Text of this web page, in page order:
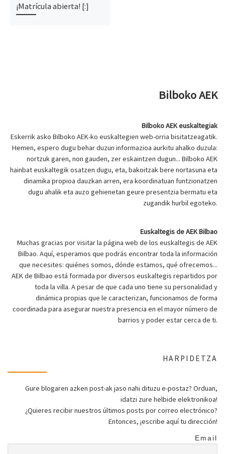
¡Matrícula abierta! [:]
Bilboko AEK
Bilboko AEK euskaltegiak
Eskerrik asko Bilboko AEK-ko euskaltegien web-orria bisitatzeagatik.
Hemen, espero dugu behar duzun informazioa aurkitu ahalko duzula:
nortzuk garen, non gauden, zer eskaintzen dugun... Bilboko AEK
hainbat euskaltegik osatzen dugu, eta, bakoitzak bere nortasuna eta
dinamika propioa dauzkan arren, era koordinatuan funtzionatzen
dugu ahalik eta auzo gehienetan geure presentzia bermatu eta
zugandik hurbil egoteko.
Euskaltegis de AEK Bilbao
Muchas gracias por visitar la página web de los euskaltegis de AEK
Bilbao. Aquí, esperamos que podrás encontrar toda la información
que necesites: quiénes somos, dónde estamos, qué ofrecemos...
AEK de Bilbao está formada por diversos euskaltegis repartidos por
toda la villa. A pesar de que cada uno tiene su personalidad y
dinámica propias que le caracterizan, funcionamos de forma
coordinada para asegurar nuestra presencia en el mayor número de
barrios y poder estar cerca de ti.
HARPIDETZA
Gure blogaren azken post-ak jaso nahi dituzu e-postaz? Orduan,
idatzi zure helbide elektronikoa!
¿Quieres recibir nuestros últimos posts por correo electrónico?
Entonces, ¡escribe aquí tu dirección!
Email